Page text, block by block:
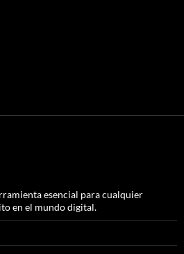
esencial para cualquier
en el mundo digital.